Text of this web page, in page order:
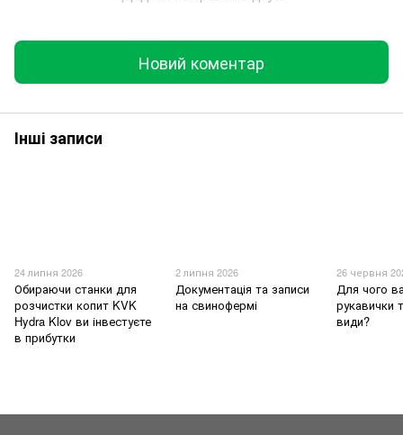
Новий коментар
Інші записи
24 липня 2026
Обираючи станки для
розчистки копит KVK
Hydra Klov ви інвестуєте
в прибутки
2 липня 2026
Документація та записи
на свинофермі
26 червня
Для чого
рукавички
види?